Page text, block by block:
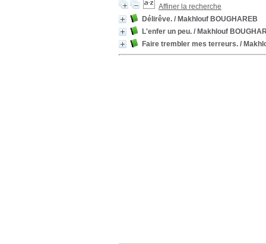
Affiner la recherche
Délirêve. / Makhlouf BOUGHAREB
L'enfer un peu. / Makhlouf
Faire trembler mes terreurs. /